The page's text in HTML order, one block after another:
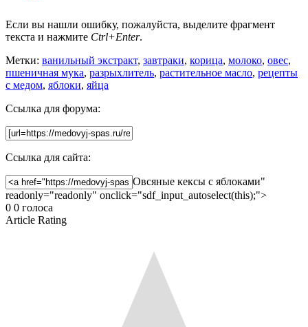
Если вы нашли ошибку, пожалуйста, выделите фрагмент
текста и нажмите Ctrl+Enter.
Метки: ванильный экстракт, завтраки, корица, молоко, овес,
пшеничная мука, разрыхлитель, растительное масло, рецепты
с медом, яблоки, яйца
Ссылка для форума:
Ссылка для сайта:
Овсяные кексы с яблоками"
readonly="readonly" onclick="sdf_input_autoselect(this);">
0 0 голоса
Article Rating